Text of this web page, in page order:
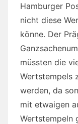
Hamburger
nicht diese
könne. Der
müssten die
Wertstempels
werden, da
mit etwaigen
Wertstempeln